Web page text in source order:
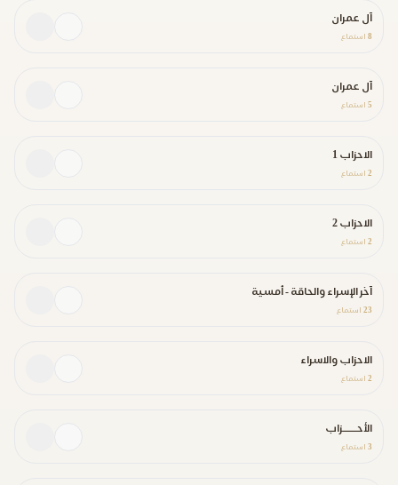
آل عمران
8 استماع
آل عمران
5 استماع
الاحزاب 1
2 استماع
الاحزاب 2
2 استماع
آخر الإسراء والحاقة - أمسية
23 استماع
الاحزاب والاسراء
2 استماع
الأحــــزاب
3 استماع